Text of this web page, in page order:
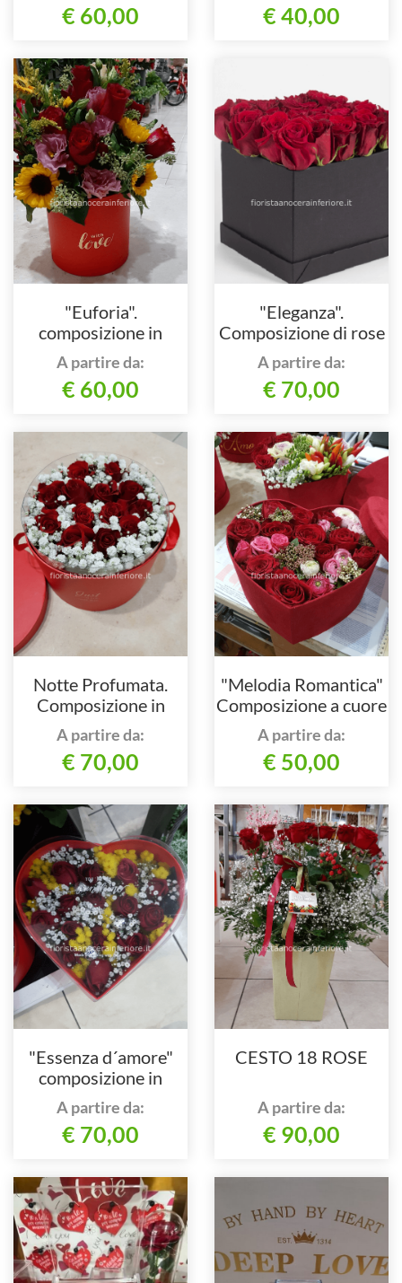
€ 60,00 € 40,00
"Euforia".
composizione in
scatola
A partire da:
€ 60,00
"Eleganza".
Composizione di rose
rosse in scatola
quadrata
A partire da:
€ 70,00
Notte Profumata.
Composizione in
scatola circolare di 13
rose rosse
A partire da:
€ 70,00
"Melodia Romantica"
Composizione a cuore
con fiori misti
A partire da:
€ 50,00
"Essenza d´amore"
composizione in
CUORE di 15 ROSE
A partire da:
€ 70,00
CESTO 18 ROSE
A partire da:
€ 90,00